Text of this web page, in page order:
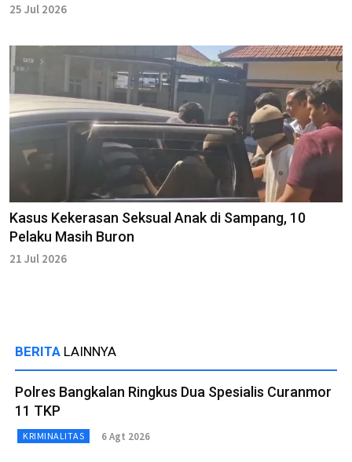
25 Jul 2026
Kasus Kekerasan Seksual Anak di Sampang, 10
Pelaku Masih Buron
21 Jul 2026
BERITA LAINNYA
Polres Bangkalan Ringkus Dua Spesialis Curanmor
11 TKP
KRIMINALITAS 6 Agt 2026